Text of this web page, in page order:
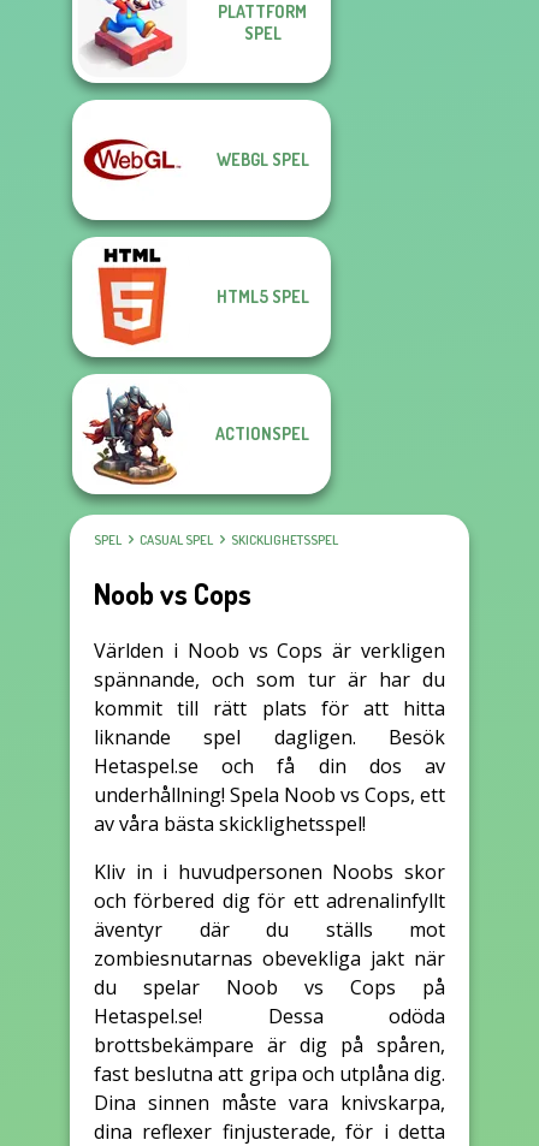
PLATTFORM
SPEL
WEBGL SPEL
HTML5 SPEL
ACTIONSPEL
SPEL CASUAL SPEL SKICKLIGHETSSPEL
Noob vs Cops
Världen i Noob vs Cops är verkligen
spännande, och som tur är har du
kommit till rätt plats för att hitta
liknande spel dagligen. Besök
Hetaspel.se och få din dos av
underhållning! Spela Noob vs Cops, ett
av våra bästa skicklighetsspel!
Kliv in i huvudpersonen Noobs skor
och förbered dig för ett adrenalinfyllt
äventyr där du ställs mot
zombiesnutarnas obevekliga jakt när
du spelar Noob vs Cops på
Hetaspel.se! Dessa odöda
brottsbekämpare är dig på spåren,
fast beslutna att gripa och utplåna dig.
Dina sinnen måste vara knivskarpa,
dina reflexer finjusterade, för i detta